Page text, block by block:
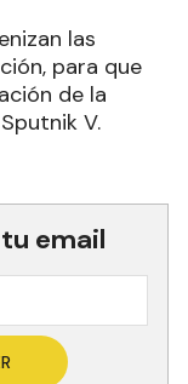
las
para que
de la
V.
email